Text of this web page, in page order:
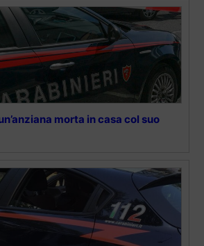
morta in casa col suo